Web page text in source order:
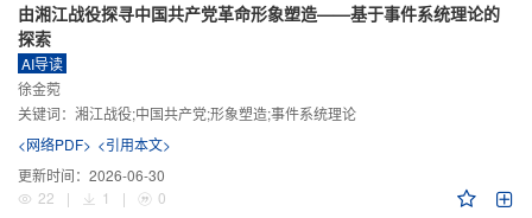
由湘江战役探寻中国共产党革命形象塑造——基于事件系统理论的
探索
AI导读
徐金菀
关键词： 湘江战役;中国共产党;形象塑造;事件系统理论
<网络PDF> <引用本文>
更新时间： 2026-06-30
22
| 1 | 0